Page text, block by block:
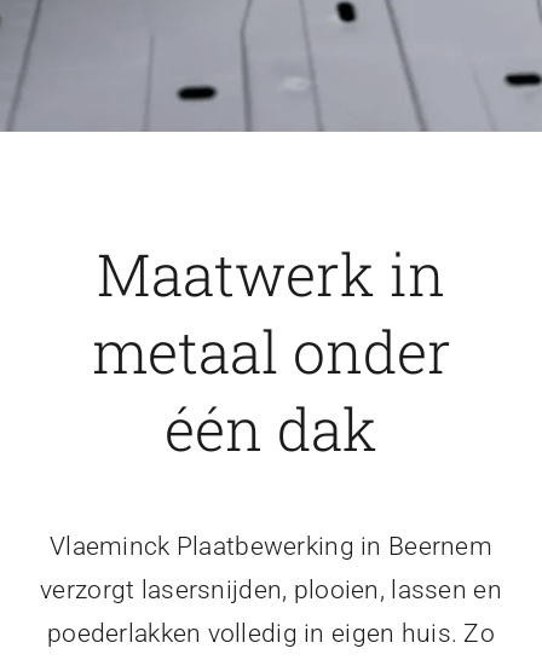
Maatwerk in
metaal onder
één dak
Vlaeminck Plaatbewerking in Beernem
verzorgt lasersnijden, plooien, lassen en
poederlakken volledig in eigen huis. Zo